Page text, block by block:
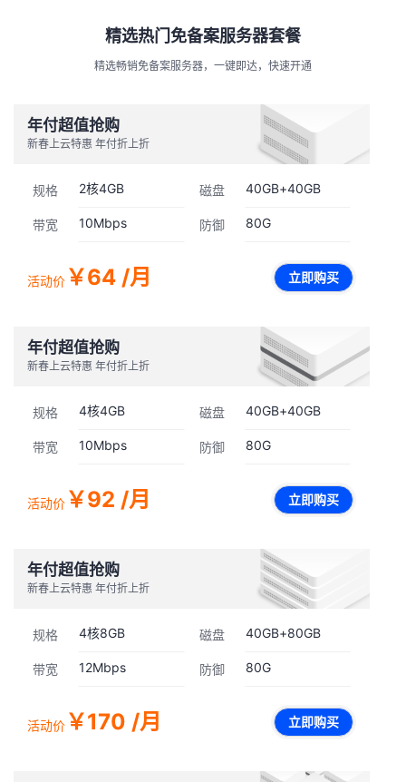
精选热门免备案服务器套餐
精选畅销免备案服务器，一键即达，快速开通
年付超值抢购
新春上云特惠 年付折上折
规格 2核4GB 磁盘 40GB+40GB
带宽 10Mbps 防御 80G
活动价 ￥64 /月 立即购买
年付超值抢购
新春上云特惠 年付折上折
规格 4核4GB 磁盘 40GB+40GB
带宽 10Mbps 防御 80G
活动价 ￥92 /月 立即购买
年付超值抢购
新春上云特惠 年付折上折
规格 4核8GB 磁盘 40GB+80GB
带宽 12Mbps 防御 80G
活动价 ￥170 /月 立即购买